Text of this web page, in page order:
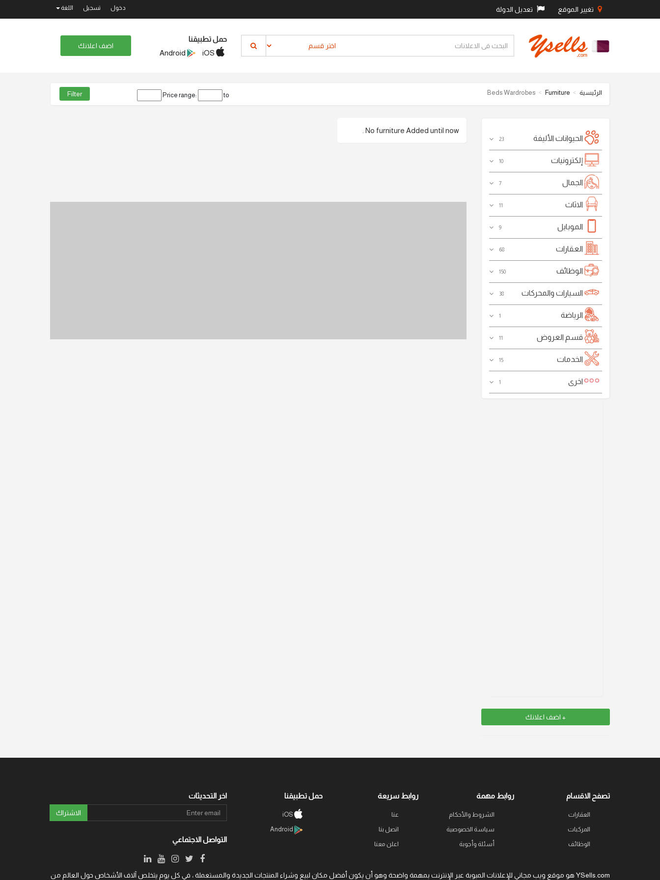
تغيير الموقع تعديل الدولة دخول تسجيل اللغة
حمل تطبيقنا
اضف اعلانك
الرئيسية Furniture
Beds Wardrobes
Price range: to
الحيوانات الأليفة 23
إلكترونيات 10
الجمال 7
الاثاث 11
الموبايل 9
العقارات 68
الوظائف 150
السيارات والمحركات 38
الرياضة 1
قسم العروض 11
الخدمات 15
اخرى 1
+ اضف اعلانك
No furniture Added until now .
تصفح الاقسام
العقارات
المركبات
الوظائف
روابط مهمة
الشروط والأحكام
سياسة الخصوصية
أسئلة وأجوبة
روابط سريعة
عنا
اتصل بنا
اعلن معنا
حمل تطبيقنا اخر التحديثات
الاشتراك
التواصل الاجتماعي
YSells.com هو موقع ويب مجاني للإعلانات المبوبة عبر الإنترنت بمهمة واضحة وهو أن يكون أفضل مكان لبيع وشراء المنتجات الجديدة والمستعملة ، في كل يوم يتخلص آلاف الأشخاص حول العالم من